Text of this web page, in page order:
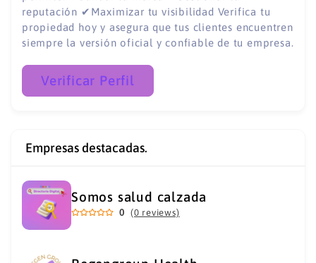
reputación ✔Maximizar tu visibilidad Verifica tu
propiedad hoy y asegura que tus clientes encuentren
siempre la versión oficial y confiable de tu empresa.
Verificar Perfil
Empresas destacadas.
Somos salud calzada
0 (0 reviews)